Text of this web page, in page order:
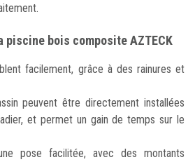
piscine bois composite AZTECK
facilement, grâce à des rainures et
peuvent être directement installées
et permet un gain de temps sur le
pose facilitée, avec des montants